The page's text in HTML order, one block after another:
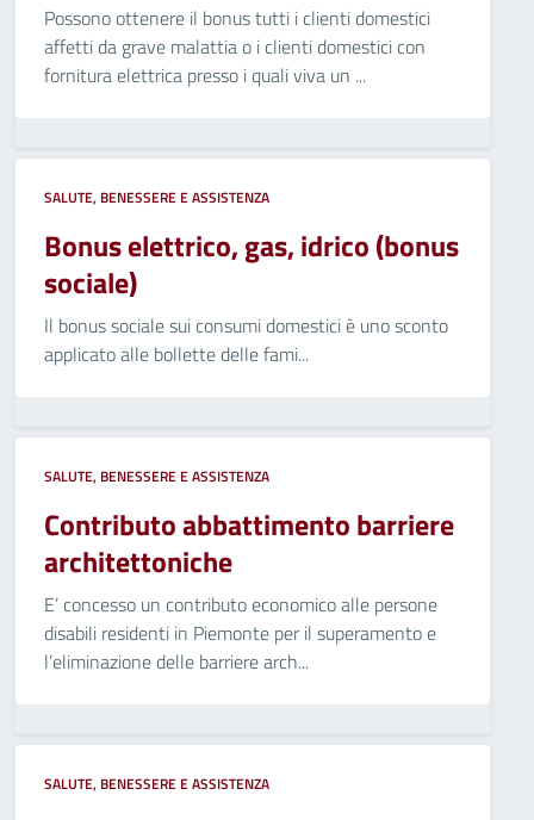
Possono ottenere il bonus tutti i clienti domestici
affetti da grave malattia o i clienti domestici con
fornitura elettrica presso i quali viva un ...
SALUTE, BENESSERE E ASSISTENZA
Bonus elettrico, gas, idrico (bonus
sociale)
Il bonus sociale sui consumi domestici è uno sconto
applicato alle bollette delle fami...
SALUTE, BENESSERE E ASSISTENZA
Contributo abbattimento barriere
architettoniche
E’ concesso un contributo economico alle persone
disabili residenti in Piemonte per il superamento e
l’eliminazione delle barriere arch...
SALUTE, BENESSERE E ASSISTENZA